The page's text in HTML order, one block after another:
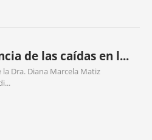
de las caídas en l...
Dra. Diana Marcela Matiz